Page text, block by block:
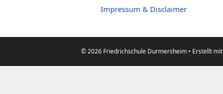
Impressum & Disclaimer
© 2026 Friedrichschule Durmersheim • Erstellt mit